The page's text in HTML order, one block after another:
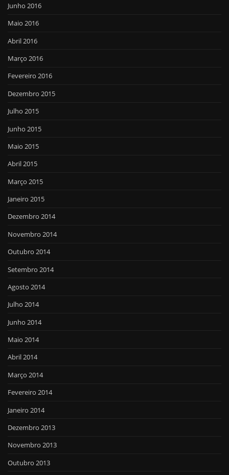
Junho 2016
Maio 2016
Abril 2016
Março 2016
Fevereiro 2016
Dezembro 2015
Julho 2015
Junho 2015
Maio 2015
Abril 2015
Março 2015
Janeiro 2015
Dezembro 2014
Novembro 2014
Outubro 2014
Setembro 2014
Agosto 2014
Julho 2014
Junho 2014
Maio 2014
Abril 2014
Março 2014
Fevereiro 2014
Janeiro 2014
Dezembro 2013
Novembro 2013
Outubro 2013